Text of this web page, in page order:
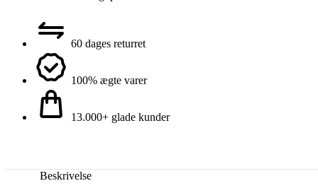
60 dages returret
100% ægte varer
13.000+ glade kunder
Beskrivelse